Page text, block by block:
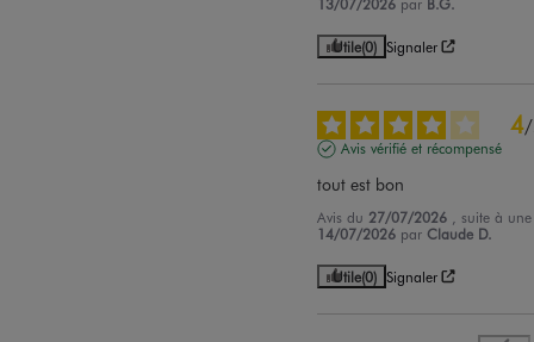
Utile(0) Signaler
4/
Avis vérifié et récompensé
tout est bon
Avis du 27/07/2026
, suite à
14/07/2026 parClaude D.
Utile(0) Signaler